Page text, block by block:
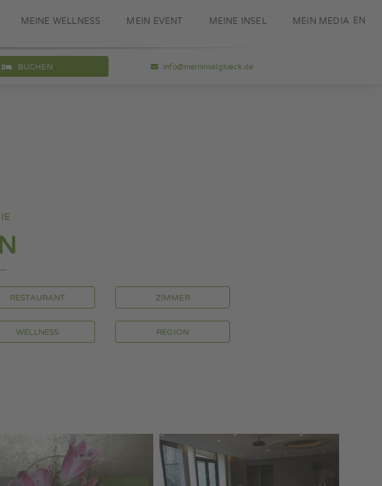
DE EN
MEINE WELLNESS MEIN EVENT MEINE INSEL MEIN MEDIA
BUCHEN info@meininselglueck.de
RESTAURANT ZIMMER
WELLNESS REGION